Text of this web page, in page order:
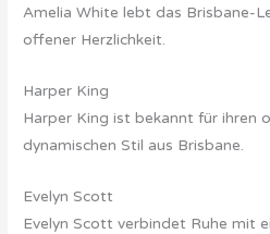
Amelia White lebt das Brisbane-
offener Herzlichkeit.
Harper King
Harper King ist bekannt für ihren
dynamischen Stil aus Brisbane.
Evelyn Scott
Evelyn Scott verbindet Ruhe mit